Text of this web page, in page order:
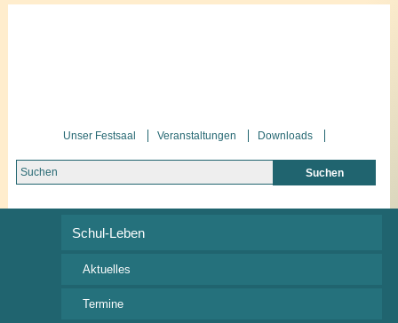
Unser Festsaal Veranstaltungen Downloads
Schul-Leben
Aktuelles
Termine
Archiv gefunden.